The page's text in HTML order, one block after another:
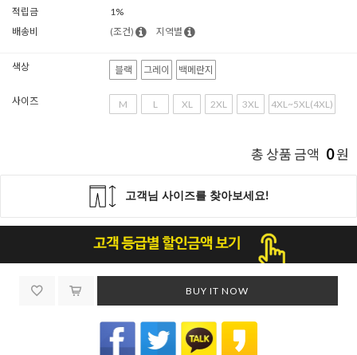
적립금
1%
배송비
(조건) 지역별
색상 블랙 그레이 백메란지
사이즈 M L XL 2XL 3XL 4XL~5XL(4XL)
총 상품 금액 0원
BUY IT NOW